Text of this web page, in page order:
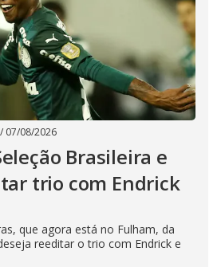
/ 07/08/2026
Brasileira e
trio com Endrick
que agora está no Fulham, da
reeditar o trio com Endrick e